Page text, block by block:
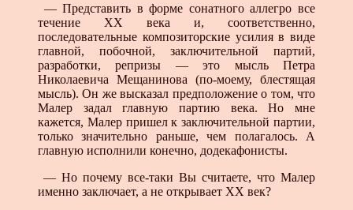
— Представить в форме сонатного аллегро все
течение XX века и, соответственно,
последовательные композиторские усилия в виде
главной, побочной, заключительной партий,
разработки, репризы — это мысль Петра
Николаевича Мещанинова (по-моему, блестящая
мысль). Он же высказал предположение о том, что
Малер задал главную партию века. Но мне
кажется, Малер пришел к заключительной партии,
только значительно раньше, чем полагалось. А
главную исполнили конечно, додекафонисты.
— Но почему все-таки Вы считаете, что Малер
именно заключает, а не открывает XX век?